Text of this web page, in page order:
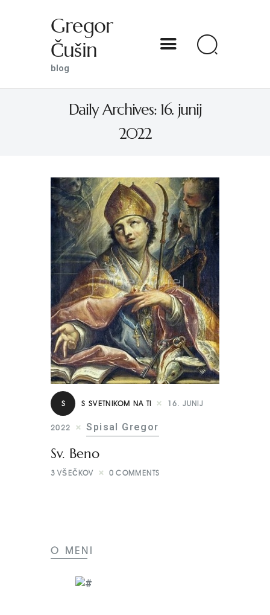
Gregor
Čušin
blog
Daily Archives: 16. junij
2022
DOMOV
S SVETNIKOM NA TI
PREDSTAVE
KNJIGE
KONTAKT
S S SVETNIKOM NA TI 16. JUNIJ
2022 Spisal Gregor
Sv. Beno
3 VŠEČKOV 0 COMMENTS
O MENI